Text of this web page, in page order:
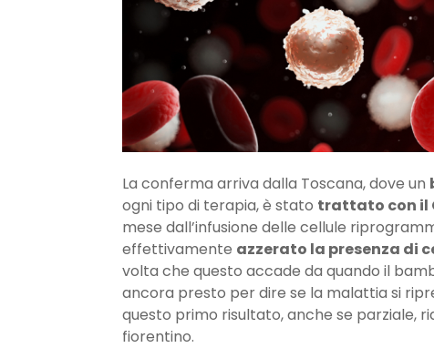
La conferma arriva dalla Toscana, dove un
ogni tipo di terapia, è stato trattato con il
mese dall’infusione delle cellule
effettivamente azzerato la presenza di
volta che questo accade da quando il
ancora presto per dire se la malattia si
questo primo risultato, anche se parziale,
fiorentino.